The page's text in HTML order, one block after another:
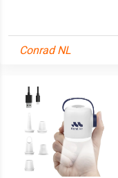
Conrad NL